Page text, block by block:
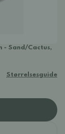
- Sand/Cactus,
Størrelsesguide